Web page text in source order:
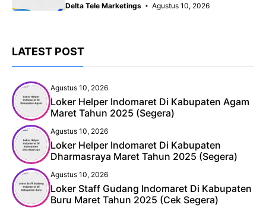
Delta Tele Marketings Agustus 10, 2026
LATEST POST
Agustus 10, 2026
Loker Helper Indomaret Di Kabupaten Agam
Maret Tahun 2025 (Segera)
Agustus 10, 2026
Loker Helper Indomaret Di Kabupaten
Dharmasraya Maret Tahun 2025 (Segera)
Agustus 10, 2026
Loker Staff Gudang Indomaret Di Kabupaten
Buru Maret Tahun 2025 (Cek Segera)